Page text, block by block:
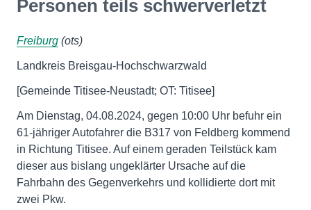
Personen teils schwerverletzt
Freiburg (ots)
Landkreis Breisgau-Hochschwarzwald
[Gemeinde Titisee-Neustadt; OT: Titisee]
Am Dienstag, 04.08.2024, gegen 10:00 Uhr befuhr ein
61-jähriger Autofahrer die B317 von Feldberg kommend
in Richtung Titisee. Auf einem geraden Teilstück kam
dieser aus bislang ungeklärter Ursache auf die
Fahrbahn des Gegenverkehrs und kollidierte dort mit
zwei Pkw.